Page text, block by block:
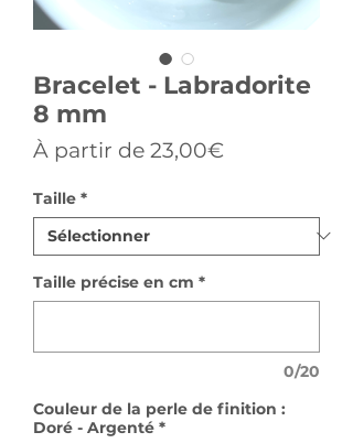
Bracelet - Labradorite
8 mm
À partir de 23,00€Prix
Taille *
Taille précise en cm *
0/20
Couleur de la perle de finition :
Doré - Argenté *